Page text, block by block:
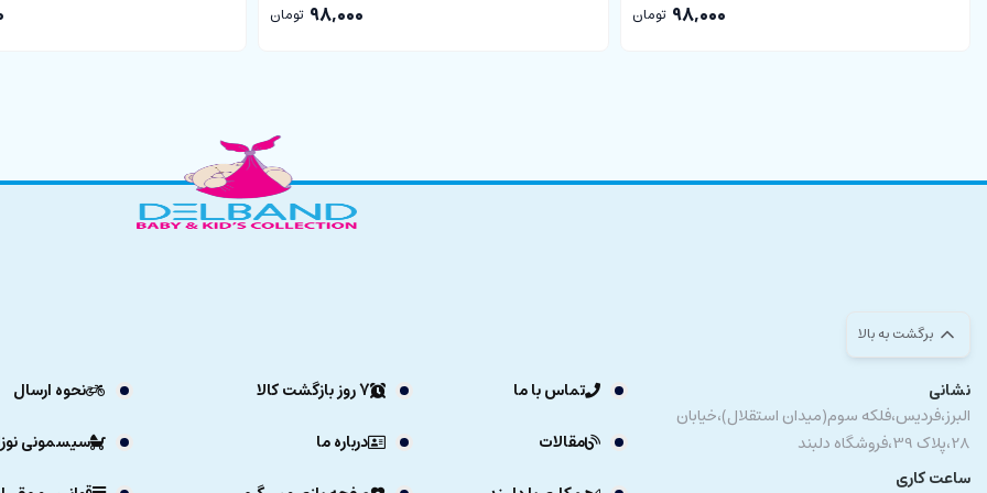
98,000 تومان 98,000 تومان
برگشت به بالا
نشانی
البرز،فردیس،فلکه سوم(میدان استقلال)،خیابان
28،پلاک 39،فروشگاه دلبند
ساعت کاری
تماس با ما 7 روز بازگشت کالا
نحوه ارسال
مقالات
درباره ما
سیسمونی